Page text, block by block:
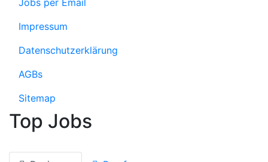
Jobs per Email
Impressum
Datenschutzerklärung
AGBs
Sitemap
Top Jobs